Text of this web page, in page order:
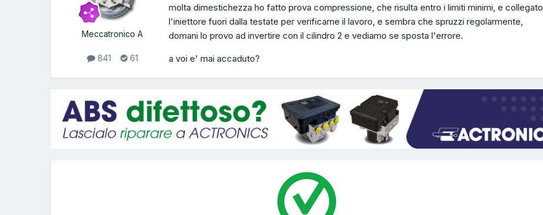
Meccatronico A
841 61
molta dimestichezza ho fatto prova compressione, che risulta entro i limiti minimi, e collegato
l'iniettore fuori dalla testate per verificarne il lavoro, e sembra che spruzzi regolarmente,
domani lo provo ad invertire con il cilindro 2 e vediamo se sposta l'errore.
a voi e' mai accaduto?